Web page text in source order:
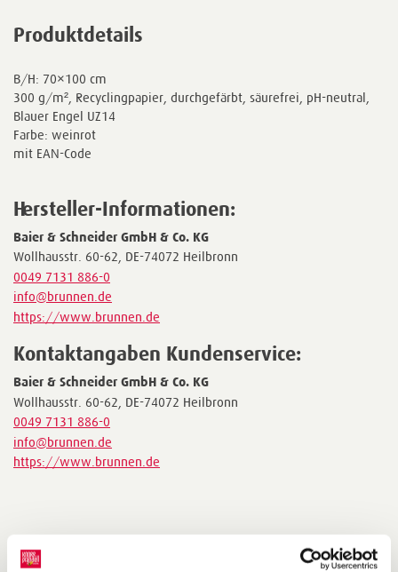
Produktdetails
B/H: 70×100 cm
300 g/m², Recyclingpapier, durchgefärbt, säurefrei, pH-neutral,
Blauer Engel UZ14
Farbe: weinrot
mit EAN-Code
Hersteller-Informationen:
Baier & Schneider GmbH & Co. KG
Wollhausstr. 60-62, DE-74072 Heilbronn
0049 7131 886-0
info@brunnen.de
https://www.brunnen.de
Kontaktangaben Kundenservice:
Baier & Schneider GmbH & Co. KG
Wollhausstr. 60-62, DE-74072 Heilbronn
0049 7131 886-0
info@brunnen.de
https://www.brunnen.de